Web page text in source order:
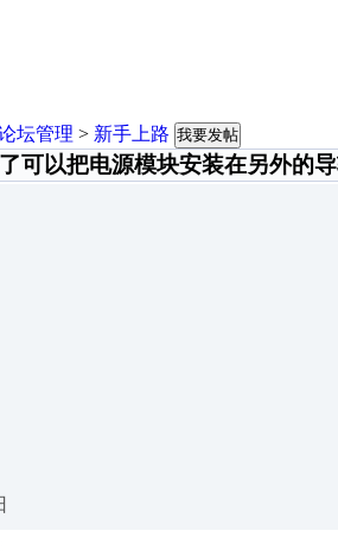
坛管理 > 新手上路 我要发帖
可以把电源模块安装在另外的